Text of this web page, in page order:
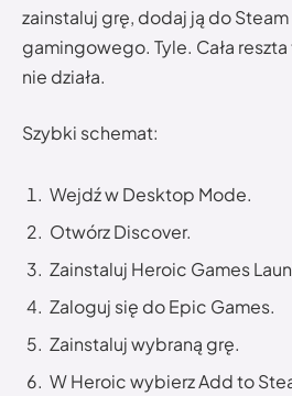
zainstaluj grę, dodaj ją do
gamingowego. Tyle. Cała
nie działa.
Szybki schemat:
Wejdź w Desktop Mode.
Otwórz Discover.
Zainstaluj Heroic Games
Zaloguj się do Epic Games.
Zainstaluj wybraną grę.
W Heroic wybierz Add to